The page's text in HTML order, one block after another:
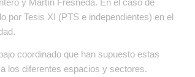
y Martín Fresneda. En el caso de
por Tesis XI (PTS e independientes) en el
coordinado que han supuesto estas
los diferentes espacios y sectores.